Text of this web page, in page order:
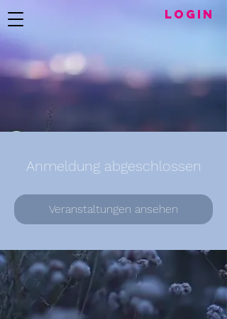
LogIN
Anmeldung abgeschlossen
Veranstaltungen ansehen